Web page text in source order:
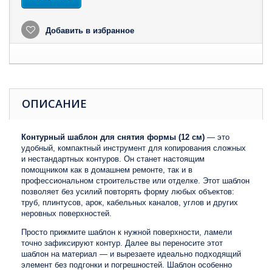
Добавить в избранное
ОПИСАНИЕ
Контурный шаблон для снятия формы (12 см) — это
удобный, компактный инструмент для копирования сложных
и нестандартных контуров. Он станет настоящим
помощником как в домашнем ремонте, так и в
профессиональном строительстве или отделке. Этот шаблон
позволяет без усилий повторять форму любых объектов:
труб, плинтусов, арок, кабельных каналов, углов и других
неровных поверхностей.
Просто прижмите шаблон к нужной поверхности, ламели
точно зафиксируют контур. Далее вы переносите этот
шаблон на материал — и вырезаете идеально подходящий
элемент без подгонки и погрешностей. Шаблон особенно